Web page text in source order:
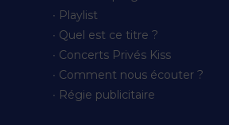
∙ Playlist
∙ Quel est ce titre ?
∙ Concerts Privés Kiss
∙ Comment nous écouter ?
∙ Régie publicitaire